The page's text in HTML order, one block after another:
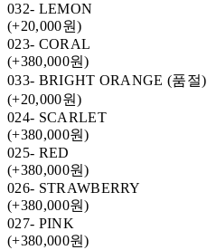
032- LEMON
(+20,000원)
023- CORAL
(+380,000원)
033- BRIGHT ORANGE (품절)
(+20,000원)
024- SCARLET
(+380,000원)
025- RED
(+380,000원)
026- STRAWBERRY
(+380,000원)
027- PINK
(+380,000원)